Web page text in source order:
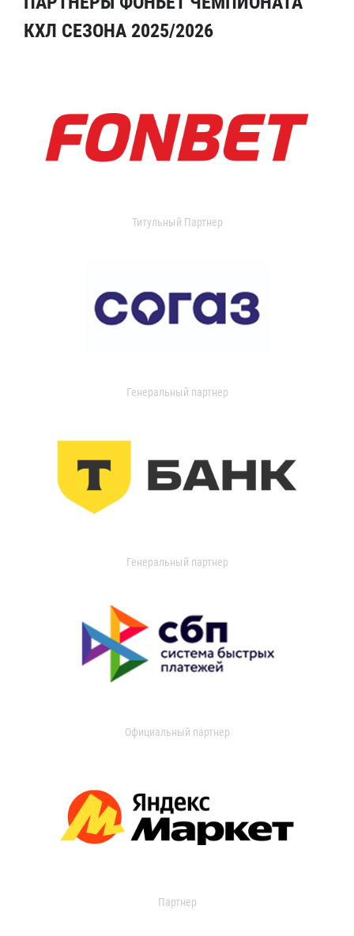
КХЛ СЕЗОНА 2025/2026
Титульный Партнер
Генеральный партнер
Генеральный партнер
Официальный партнер
Партнер